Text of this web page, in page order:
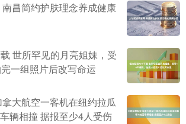
昌简约护肤理念养成健康
世所罕见的月亮姐妹，受
一组照片后改写命运
大航空一客机在纽约拉瓜
辆相撞 据报至少4人受伤